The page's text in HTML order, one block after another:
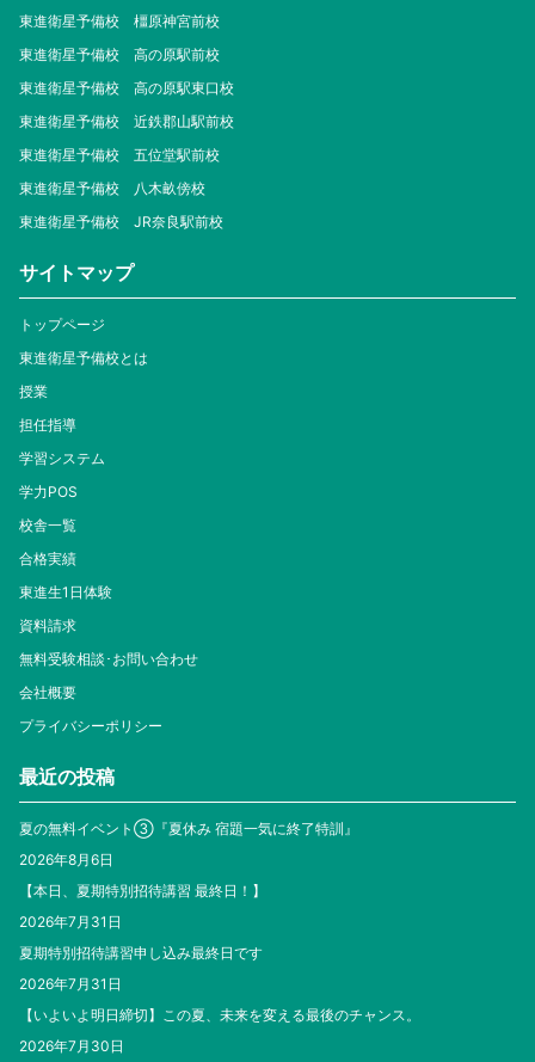
東進衛星予備校 橿原神宮前校
東進衛星予備校 高の原駅前校
東進衛星予備校 高の原駅東口校
東進衛星予備校 近鉄郡山駅前校
東進衛星予備校 五位堂駅前校
東進衛星予備校 八木畝傍校
東進衛星予備校 JR奈良駅前校
サイトマップ
トップページ
東進衛星予備校とは
授業
担任指導
学習システム
学力POS
校舎一覧
合格実績
東進生1日体験
資料請求
無料受験相談･お問い合わせ
会社概要
プライバシーポリシー
最近の投稿
夏の無料イベント③『夏休み 宿題一気に終了特訓』
2026年8月6日
【本日、夏期特別招待講習 最終日！】
2026年7月31日
夏期特別招待講習申し込み最終日です
2026年7月31日
【いよいよ明日締切】この夏、未来を変える最後のチャンス。
2026年7月30日